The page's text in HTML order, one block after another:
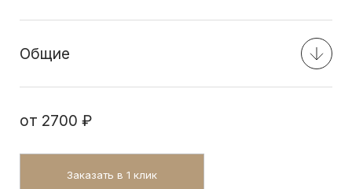
Общие
от 2700 ₽
Заказать в 1 клик